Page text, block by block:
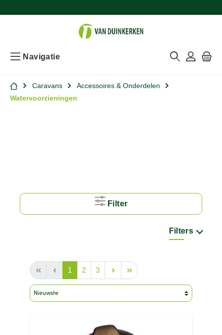
Navigatie
Caravans
Accessoires & Onderdelen
Watervoorzieningen
Filter
Filters
1 2 3